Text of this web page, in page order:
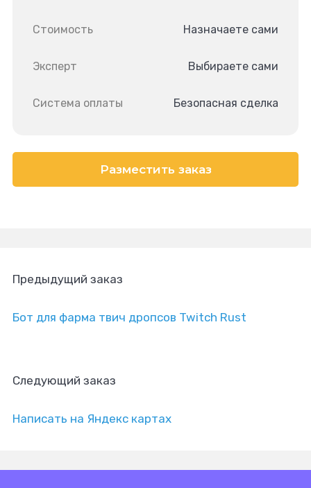
Стоимость Назначаете сами
Эксперт Выбираете сами
Система оплаты Безопасная сделка
Разместить заказ
Предыдущий заказ
Бот для фарма твич дропсов Twitсh Rust
Следующий заказ
Написать на Яндекс картах